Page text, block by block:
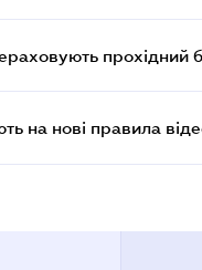
прохідний
на нові правила